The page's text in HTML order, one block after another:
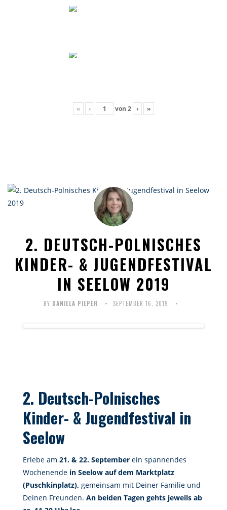
« ‹ von 2 › »
2. DEUTSCH-POLNISCHES
KINDER- & JUGENDFESTIVAL
IN SEELOW 2019
BY DANIELA PIEPER SEPTEMBER 16, 2019
2. Deutsch-Polnisches
Kinder- & Jugendfestival in
Seelow
Erlebe am 21. & 22. September ein spannendes
Wochenende in Seelow auf dem Marktplatz
(Puschkinplatz), gemeinsam mit Deiner Familie und
Deinen Freunden. An beiden Tagen gehts jeweils ab